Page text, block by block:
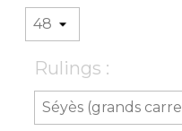
Rulings :